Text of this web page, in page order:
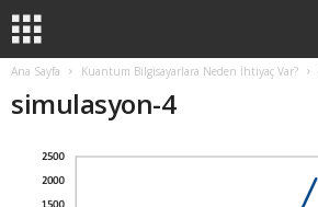
Ana Sayfa Kuantum Bilgisayarlara Neden İhtiyaç Var?
simulasyon-4